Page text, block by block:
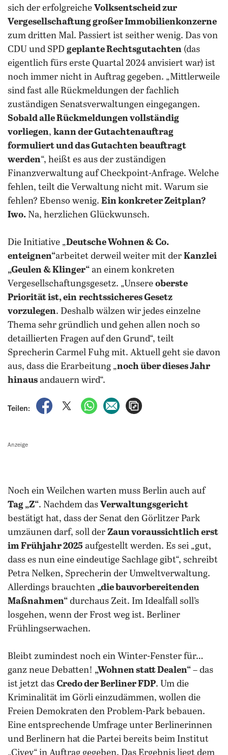
sich der erfolgreiche Volksentscheid zur
Vergesellschaftung großer Immobilienkonzerne
zum dritten Mal. Passiert ist seither wenig. Das von
CDU und SPD geplante Rechtsgutachten (das
eigentlich fürs erste Quartal 2024 anvisiert war) ist
noch immer nicht in Auftrag gegeben. „Mittlerweile
sind fast alle Rückmeldungen der fachlich
zuständigen Senatsverwaltungen eingegangen.
Sobald alle Rückmeldungen vollständig
vorliegen, kann der Gutachtenauftrag
formuliert und das Gutachten beauftragt
werden“, heißt es aus der zuständigen
Finanzverwaltung auf Checkpoint-Anfrage. Welche
fehlen, teilt die Verwaltung nicht mit. Warum sie
fehlen? Ebenso wenig. Ein konkreter Zeitplan?
Iwo. Na, herzlichen Glückwunsch.
Die Initiative „Deutsche Wohnen & Co.
enteignen“arbeitet derweil weiter mit der Kanzlei
„Geulen & Klinger“ an einem konkreten
Vergesellschaftungsgesetz. „Unsere oberste
Priorität ist, ein rechtssicheres Gesetz
vorzulegen. Deshalb wälzen wir jedes einzelne
Thema sehr gründlich und gehen allen noch so
detaillierten Fragen auf den Grund“, teilt
Sprecherin Carmel Fuhg mit. Aktuell geht sie davon
aus, dass die Erarbeitung „noch über dieses Jahr
hinaus andauern wird“.
Teilen:
auf Facebook teilen
auf X teilenper WhatsApp teilen
per E-Mail teilen
Anzeige
Noch ein Weilchen warten muss Berlin auch auf
Tag „Z“. Nachdem das Verwaltungsgericht
bestätigt hat, dass der Senat den Görlitzer Park
umzäunen darf, soll der Zaun voraussichtlich erst
im Frühjahr 2025 aufgestellt werden. Es sei „gut,
dass es nun eine eindeutige Sachlage gibt“, schreibt
Petra Nelken, Sprecherin der Umweltverwaltung.
Allerdings brauchten „die bauvorbereitenden
Maßnahmen“ durchaus Zeit. Im Idealfall soll’s
losgehen, wenn der Frost weg ist. Berliner
Frühlingserwachen.
Bleibt zumindest noch ein Winter-Fenster für…
ganz neue Debatten! „Wohnen statt Dealen“ – das
ist jetzt das Credo der Berliner FDP. Um die
Kriminalität im Görli einzudämmen, wollen die
Freien Demokraten den Problem-Park bebauen.
Eine entsprechende Umfrage unter Berlinerinnen
und Berlinern hat die Partei bereits beim Institut
„Civey“ in Auftrag gegeben. Das Ergebnis liegt dem